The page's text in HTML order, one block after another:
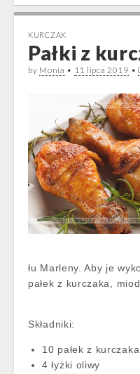
KURCZAK
Pałki z
by Monia • 11 lipca 2019 •
łu Marleny. Aby je
pałek z kurczaka,
Składniki:
10 pałek z kurczaka
4 łyżki oliwy